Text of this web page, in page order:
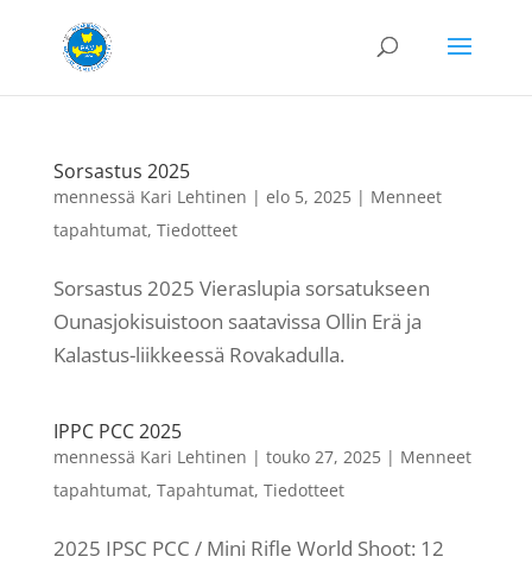
Sorsastus 2025
mennessä Kari Lehtinen | elo 5, 2025| Menneet
tapahtumat, Tiedotteet
Sorsastus 2025 Vieraslupia sorsatukseen
Ounasjokisuistoon saatavissa Ollin Erä ja
Kalastus-liikkeessä Rovakadulla.
IPPC PCC 2025
mennessä Kari Lehtinen | touko 27, 2025| Menneet
tapahtumat, Tapahtumat, Tiedotteet
2025 IPSC PCC / Mini Rifle World Shoot: 12